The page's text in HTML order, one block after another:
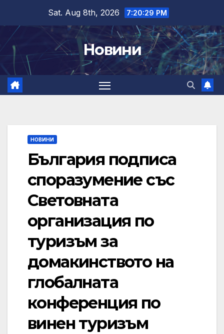
content
Sat. Aug 8th, 2026 7:20:30 PM
Новини
НОВИНИ
България подписа
споразумение със
Световната
организация по
туризъм за
домакинството на
глобалната
конференция по
винен туризъм